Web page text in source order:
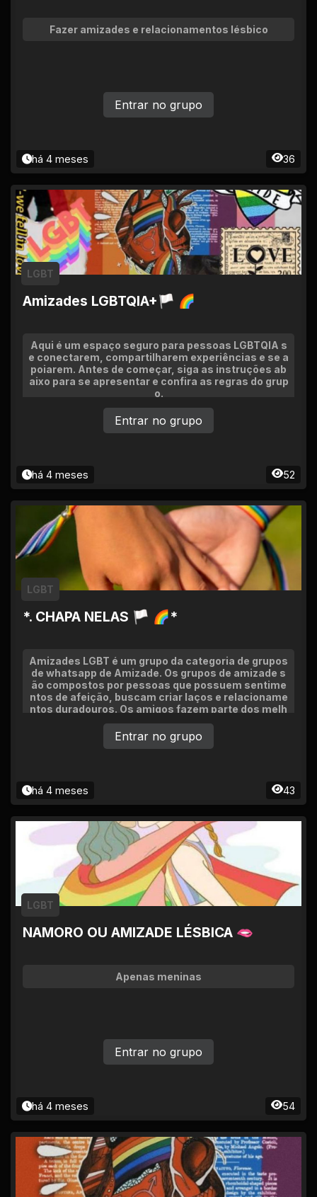
Fazer amizades e relacionamentos lésbico
há 4 meses 36
Entrar no grupo
Amizades LGBTQIA+🏳 🌈
LGBT
Aqui é um espaço seguro para pessoas LGBTQIA s
e conectarem, compartilharem experiências e se a
poiarem. Antes de começar, siga as instruções ab
aixo para se apresentar e confira as regras do grup
o.
há 4 meses 52
Entrar no grupo
*. CHAPA NELAS 🏳 🌈*
LGBT
Amizades LGBT é um grupo da categoria de grupos
de whatsapp de Amizade. Os grupos de amizade s
ão compostos por pessoas que possuem sentime
ntos de afeição, buscam criar laços e relacioname
ntos duradouros. Os amigos fazem parte dos melh
ores momentos
há 4 meses 43
Entrar no grupo
NAMORO OU AMIZADE LÉSBICA 🫦
LGBT
Apenas meninas
há 4 meses 54
Entrar no grupo